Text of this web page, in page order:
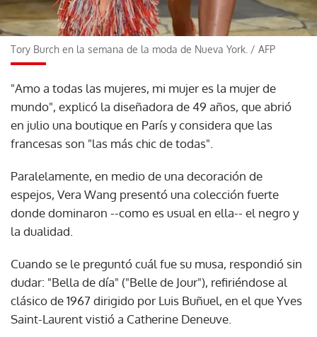
Tory Burch en la semana de la moda de Nueva York. / AFP
"Amo a todas las mujeres, mi mujer es la mujer de
mundo", explicó la diseñadora de 49 años, que abrió
en julio una boutique en París y considera que las
francesas son "las más chic de todas".
Paralelamente, en medio de una decoración de
espejos, Vera Wang presentó una colección fuerte
donde dominaron --como es usual en ella-- el negro y
la dualidad.
Cuando se le preguntó cuál fue su musa, respondió sin
dudar: "Bella de día" ("Belle de Jour"), refiriéndose al
clásico de 1967 dirigido por Luis Buñuel, en el que Yves
Saint-Laurent vistió a Catherine Deneuve.